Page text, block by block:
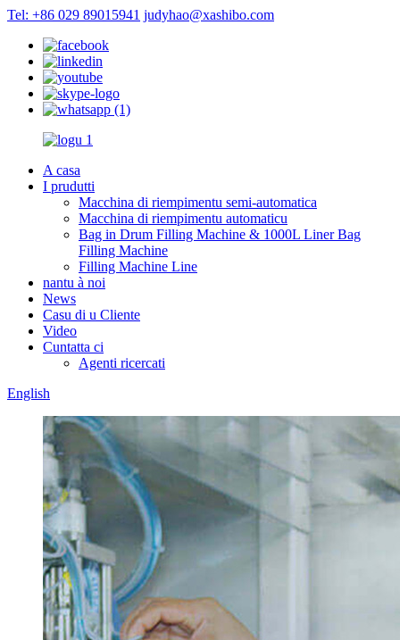
Tel: +86 029 89015941 judyhao@xashibo.com
A casa
I prudutti
Macchina di riempimentu semi-automatica
Macchina di riempimentu automaticu
Bag in Drum Filling Machine & 1000L Liner Bag
Filling Machine
Filling Machine Line
nantu à noi
News
Casu di u Cliente
Video
Cuntatta ci
Agenti ricercati
English